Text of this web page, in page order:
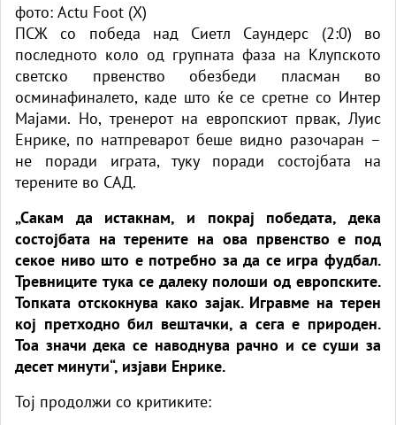
фото: Actu Foot (X)
ПСЖ со победа над Сиетл Саундерс (2:0) во
последното коло од групната фаза на Клупското
светско првенство обезбеди пласман во
осминафиналето, каде што ќе се сретне со Интер
Мајами. Но, тренерот на европскиот првак, Луис
Енрике, по натпреварот беше видно разочаран –
не поради играта, туку поради состојбата на
терените во САД.
„Сакам да истакнам, и покрај победата, дека
состојбата на терените на ова првенство е под
секое ниво што е потребно за да се игра фудбал.
Тревниците тука се далеку полоши од европските.
Топката отскокнува како зајак. Игравме на терен
кој претходно бил вештачки, а сега е природен.
Тоа значи дека се наводнува рачно и се суши за
десет минути“, изјави Енрике.
Тој продолжи со критиките: